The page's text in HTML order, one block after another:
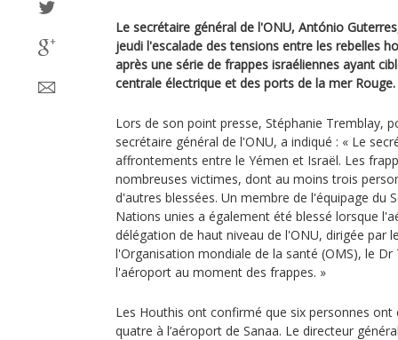
Le secrétaire général de l'ONU, António
jeudi l'escalade des tensions entre les rebelles
après une série de frappes israéliennes ayant
centrale électrique et des ports de la mer Rouge.
Lors de son point presse, Stéphanie Tremblay,
secrétaire général de l'ONU, a indiqué : « Le
affrontements entre le Yémen et Israël. Les
nombreuses victimes, dont au moins trois
d'autres blessées. Un membre de l'équipage du
Nations unies a également été blessé lorsque
délégation de haut niveau de l'ONU, dirigée par
l'Organisation mondiale de la santé (OMS), le
l'aéroport au moment des frappes. »
Les Houthis ont confirmé que six personnes ont
quatre à l’aéroport de Sanaa. Le directeur